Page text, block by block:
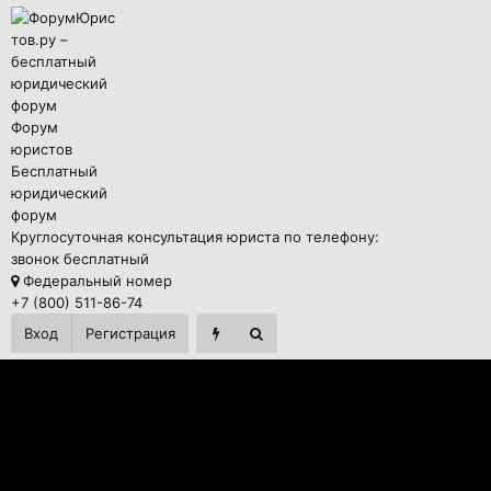
Форум
юристов
Бесплатный
юридический
форум
Круглосуточная консультация юриста по телефону:
звонок бесплатный
Федеральный номер
+7 (800) 511-86-74
Вход
Регистрация